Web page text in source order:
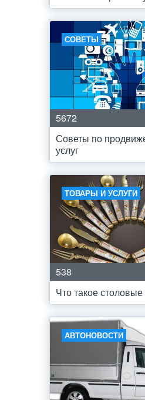
СОВЕТЫ
5672
Советы по
услуг
ТОВАРЫ И УСЛУГИ
538
Что такое
АВТОНОВОСТИ